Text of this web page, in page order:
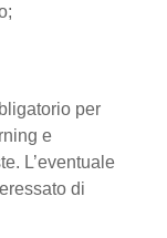
per
e
L’eventuale
di